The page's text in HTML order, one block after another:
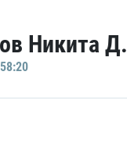
Никита Д.